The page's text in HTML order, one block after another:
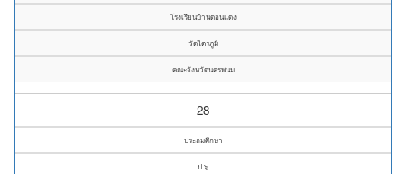
โรงเรียนบ้านดอนแดง
วัดไตรภูมิ
คณะจังหวัดนครพนม
28
ประถมศึกษา
ป.๖